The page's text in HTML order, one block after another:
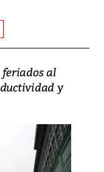
feriados al
y